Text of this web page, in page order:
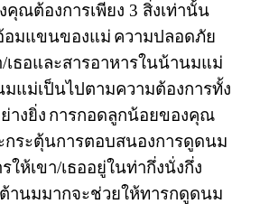
คุณต้องการเพียง 3 สิ่งเท่านั้น
อมแขนของแม่ ความปลอดภัย
/เธอและสารอาหารในน้านมแม่
มแม่เป็นไปตามความต้องการทั้ง
างยิ่ง การกอดลูกน้อยของคุณ
ระตุ้นการตอบสนองการดูดนม
ให้เขา/เธออยู่ในท่ากึ่งนั่งกึ่ง
านมมากจะช่วยให้ทารกดูดนม